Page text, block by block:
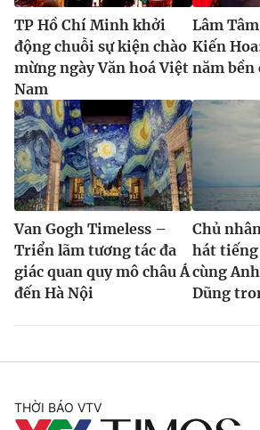
Ðiện thoại Thời báo VTV:024.66 897 897
Email:toasoan@vtv.vn
Liên hệ quảng cáo: 024-7300.7108
TP Hồ Chí Minh khởi
động chuỗi sự kiện chào
mừng ngày Văn hoá Việt
Nam
Lâm
Kiến
năm bền
Van Gogh Timeless –
Triển lãm tương tác đa
giác quan quy mô châu Á
đến Hà Nội
Chủ
hát
cùng
Dũng
THỜI BÁO VTV